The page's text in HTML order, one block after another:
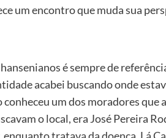
um encontro que muda sua
é sempre de
acabei buscando onde
um dos moradores que
o local, era José Pereira